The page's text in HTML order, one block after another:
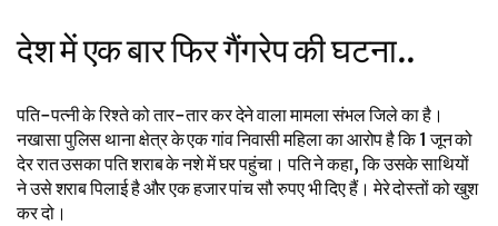
देश में एक बार फिर गैंगरेप की घटना..
पति-पत्नी के रिश्ते को तार-तार कर देने वाला मामला संभल जिले का है।
नखासा पुलिस थाना क्षेत्र के एक गांव निवासी महिला का आरोप है कि 1 जून को
देर रात उसका पति शराब के नशे में घर पहुंचा। पति ने कहा, कि उसके साथियों
ने उसे शराब पिलाई है और एक हजार पांच सौ रुपए भी दिए हैं। मेरे दोस्तों को खुश
कर दो।